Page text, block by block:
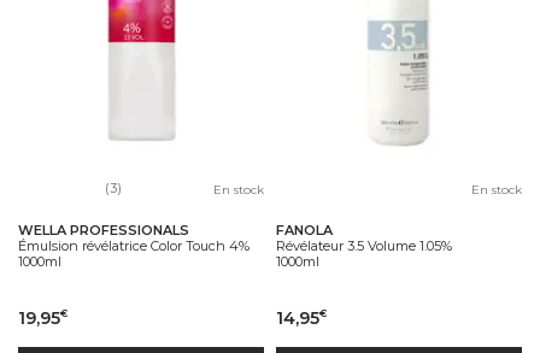
(3) En stock
WELLA PROFESSIONALS
Émulsion révélatrice Color Touch 4%
1000ml
19,95€
En stock
FANOLA
Révélateur 3.5 Volume 1.05%
1000ml
14,95€